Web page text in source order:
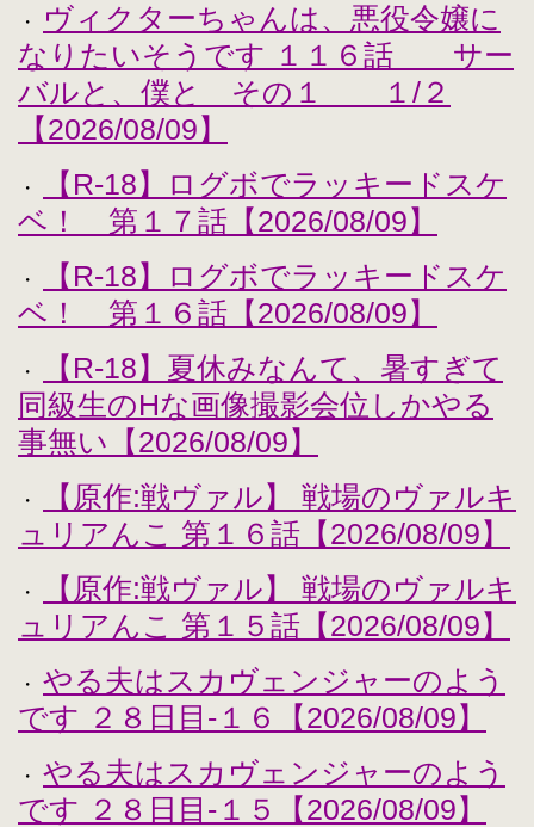
・
ヴィクターちゃんは、悪役令嬢に
なりたいそうです １１６話 サー
バルと、僕と その１ １/２
【2026/08/09】
・
【R-18】ログボでラッキードスケ
ベ！ 第１７話【2026/08/09】
・
【R-18】ログボでラッキードスケ
ベ！ 第１６話【2026/08/09】
・
【R-18】夏休みなんて、暑すぎて
同級生のHな画像撮影会位しかやる
事無い【2026/08/09】
・
【原作:戦ヴァル】 戦場のヴァルキ
ュリアんこ 第１６話【2026/08/09】
・
【原作:戦ヴァル】 戦場のヴァルキ
ュリアんこ 第１５話【2026/08/09】
・
やる夫はスカヴェンジャーのよう
です ２８日目-１６【2026/08/09】
・
やる夫はスカヴェンジャーのよう
です ２８日目-１５【2026/08/09】